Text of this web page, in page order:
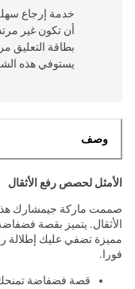
أن تكون غير
بطاقة التعليق
يستوفي هذه
وصف
الأمثل لحصص رفع الأثقال
صممت ماركة جيمشارك
الأثقال. يتميز بقصة
مميزة تضفي عليك إطلالة
فورا.
قصة فضفاضة تمنحك